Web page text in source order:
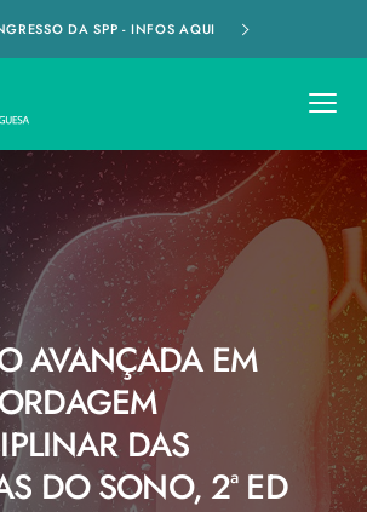
DA SPP - INFOS AQUI
AVANÇADA EM
DAS
DO SONO, 2ª ED